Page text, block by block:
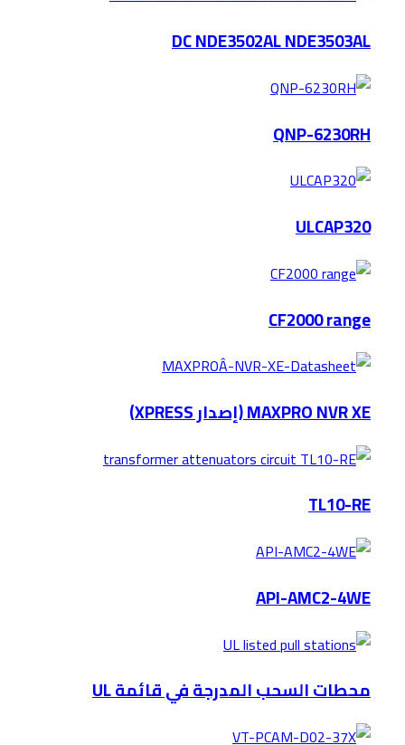
DC NDE3502AL NDE3503AL
QNP-6230RH
ULCAP320
CF2000 range
MAXPRO NVR XE (إصدار XPRESS)
TL10-RE
API-AMC2-4WE
محطات السحب المدرجة في قائمة UL